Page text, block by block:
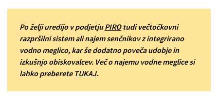
Po želji uredijo v podjetjuPIROtudi večtočkovni
razpršilni sistem ali najem senčnikov z integrirano
vodno meglico, kar še dodatno poveča udobje in
izkušnjo obiskovalcev. Več o najemu vodne meglice si
lahko preberete TUKAJ.